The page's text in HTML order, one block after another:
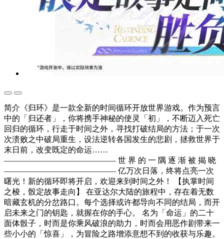
简介《归环》是一款全新的时间循环开放世界游戏。作为预言
中的「归还者」，你将携手神秘的使灵「初」，不断迈入死亡
回归的循环，行走于时间之外，寻找打破结局的方法；于一次
次溃败之中破局重生，设法逆转各国发生的悲剧，拯救世界于
末日前，改变既定的命运……
—————————————— 世 界 的 一 隅 逐 渐 被 揭 晓
—————————————— 亿万次日落，终将点亮一次
曙光！新的循环即将开启，欢迎来到时间之外！ 【执掌时间
之梭，骰定故事走向】 在亚达尔大陆的旅程中，存在着无数
暗藏玄机的分岔路口。每个选择或许都导向不同的结局，而开
启未来之门的钥匙，就握在你的手心。 名为「命运」的二十
面体骰子，时而是你乘风破浪的助力，时而会用恶作剧带来一
些小小的「惊喜」，为冒险之路增添意想不到的收获与乐趣。